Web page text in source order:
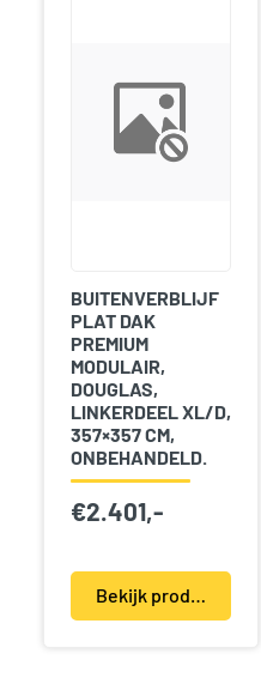
BUITENVERBLIJF
PLAT DAK
PREMIUM
MODULAIR,
DOUGLAS,
LINKERDEEL XL/D,
357×357 CM,
ONBEHANDELD.
€2.401,-
Bekijk product(en)